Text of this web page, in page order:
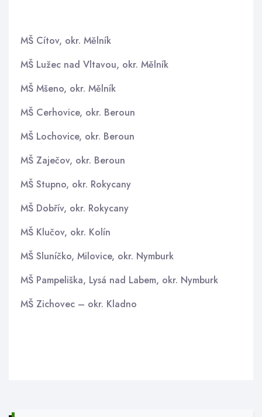
MŠ Cítov, okr. Mělník
MŠ Lužec nad Vltavou, okr. Mělník
MŠ Mšeno, okr. Mělník
MŠ Cerhovice, okr. Beroun
MŠ Lochovice, okr. Beroun
MŠ Zaječov, okr. Beroun
MŠ Stupno, okr. Rokycany
MŠ Dobřív, okr. Rokycany
MŠ Klučov, okr. Kolín
MŠ Sluníčko, Milovice, okr. Nymburk
MŠ Pampeliška, Lysá nad Labem, okr. Nymburk
MŠ Zichovec – okr. Kladno